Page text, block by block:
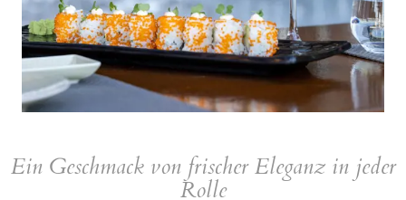
Ein Geschmack von frischer Eleganz in jeder
Rolle